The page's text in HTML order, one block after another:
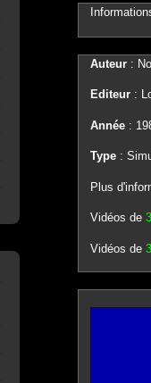
Auteur:
Editeur:
Année:
Type:
Plus
Vidéos de
Vidéos de